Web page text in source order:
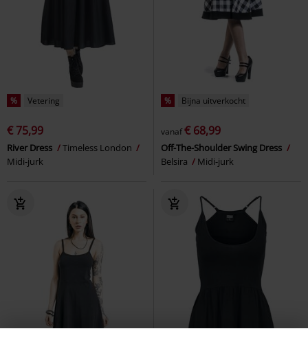
% Vetering
€ 75,99
River Dress
Timeless London
Midi-jurk
% Bijna uitverkocht
vanaf€ 68,99
Off-The-Shoulder Swing Dress
Belsira
Midi-jurk